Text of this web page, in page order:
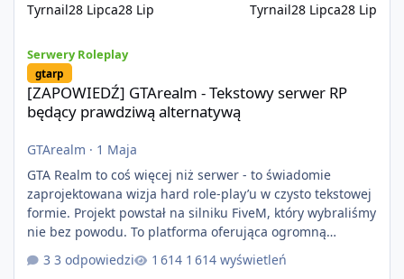
Tyrnail28 Lipca28 Lip Tyrnail28 Lipca28 Lip
Serwery Roleplay
gtarp
[ZAPOWIEDŹ] GTArealm - Tekstowy serwer RP
będący prawdziwą alternatywą
GTArealm · 1 Maja
GTA Realm to coś więcej niż serwer - to świadomie
zaprojektowana wizja hard role-play’u w czysto tekstowej
formie. Projekt powstał na silniku FiveM, który wybraliśmy
nie bez powodu. To platforma oferująca ogromną
elastyczność i znacznie szybszy rozwój systemów niż w
przypadku innych rozwiązań. Usprawniona
3 odpowiedzi 1 614 wyświetleń